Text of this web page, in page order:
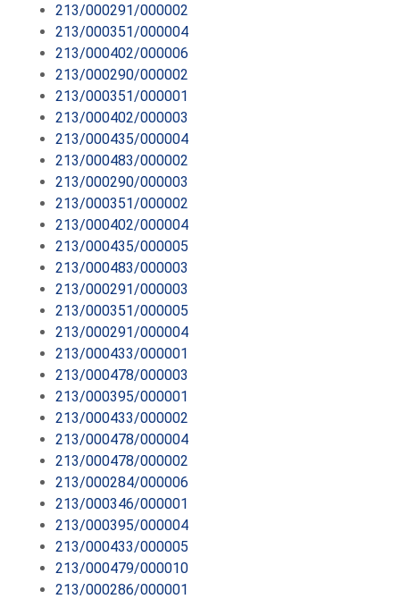
213/000291/000002
213/000351/000004
213/000402/000006
213/000290/000002
213/000351/000001
213/000402/000003
213/000435/000004
213/000483/000002
213/000290/000003
213/000351/000002
213/000402/000004
213/000435/000005
213/000483/000003
213/000291/000003
213/000351/000005
213/000291/000004
213/000433/000001
213/000478/000003
213/000395/000001
213/000433/000002
213/000478/000004
213/000478/000002
213/000284/000006
213/000346/000001
213/000395/000004
213/000433/000005
213/000479/000010
213/000286/000001